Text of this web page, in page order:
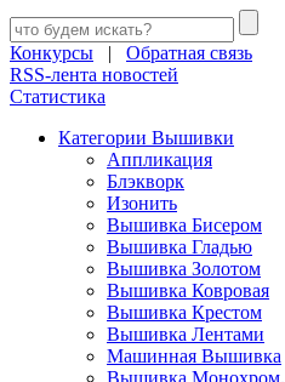
Конкурсы | Обратная связь
RSS-лента новостей
Статистика
Категории Вышивки
Аппликация
Блэкворк
Изонить
Вышивка Бисером
Вышивка Гладью
Вышивка Золотом
Вышивка Ковровая
Вышивка Крестом
Вышивка Лентами
Машинная Вышивка
Вышивка Монохром.